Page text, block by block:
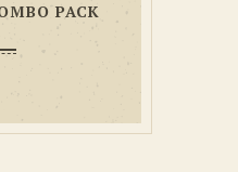
PACK